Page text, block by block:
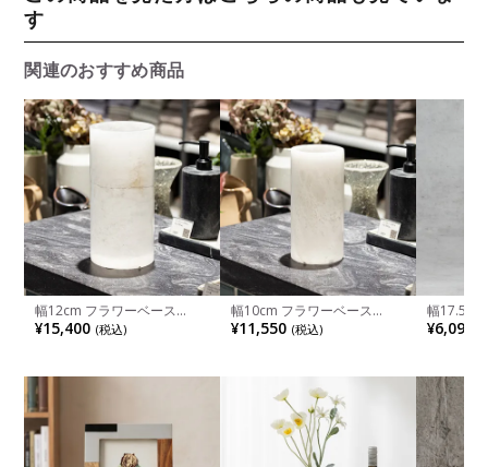
す
関連のおすすめ商品
幅12cm フラワーベース
White Alabastar Vase 雪花石
膏 花瓶 ハンドメイド 花器 お
ダン ホワイト 完成品
¥15,400 (税込)
幅10cm フラワーベース
White Alabastar Vase 雪花石
膏 花瓶 ハンドメイド 花器 お
¥11,550 (税込)
幅17.5cm
モザイク
し 花入れ
リビング
¥6,090